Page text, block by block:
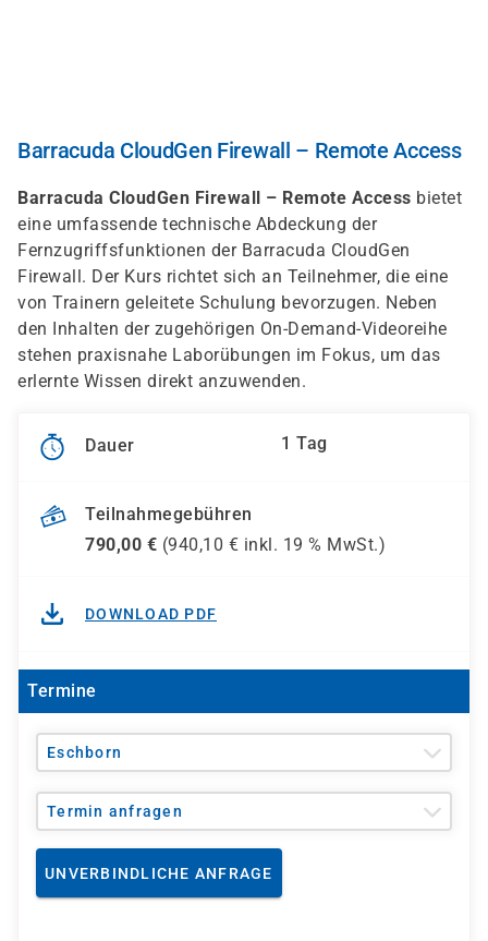
Barracuda CloudGen Firewall – Remote Access
Barracuda CloudGen Firewall – Remote Access bietet
eine umfassende technische Abdeckung der
Fernzugriffsfunktionen der Barracuda CloudGen
Firewall. Der Kurs richtet sich an Teilnehmer, die eine
von Trainern geleitete Schulung bevorzugen. Neben
den Inhalten der zugehörigen On-Demand-Videoreihe
stehen praxisnahe Laborübungen im Fokus, um das
erlernte Wissen direkt anzuwenden.
Dauer 1 Tag
Teilnahmegebühren
790,00 € (940,10 € inkl. 19 % MwSt.)
DOWNLOAD PDF
Termine
Eschborn
Termin anfragen
UNVERBINDLICHE ANFRAGE